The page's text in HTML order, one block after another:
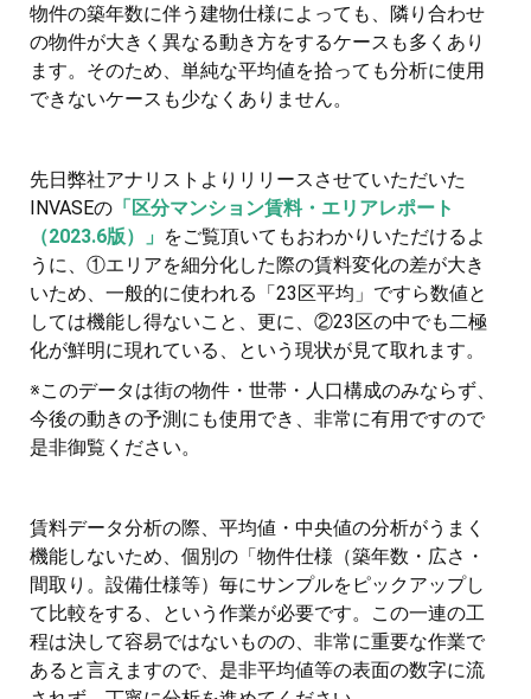
物件の築年数に伴う建物仕様によっても、隣り合わせ
の物件が大きく異なる動き方をするケースも多くあり
ます。そのため、単純な平均値を拾っても分析に使用
できないケースも少なくありません。
先日弊社アナリストよりリリースさせていただいた
INVASEの 「区分マンション賃料・エリアレポート
（2023.6版）」 をご覧頂いてもおわかりいただけるよ
うに、①エリアを細分化した際の賃料変化の差が大き
いため、一般的に使われる「23区平均」ですら数値と
しては機能し得ないこと、更に、②23区の中でも二極
化が鮮明に現れている、という現状が見て取れます。
※このデータは街の物件・世帯・人口構成のみならず、
今後の動きの予測にも使用でき、非常に有用ですので
是非御覧ください。
賃料データ分析の際、平均値・中央値の分析がうまく
機能しないため、個別の「物件仕様（築年数・広さ・
間取り。設備仕様等）毎にサンプルをピックアップし
て比較をする、という作業が必要です。この一連の工
程は決して容易ではないものの、非常に重要な作業で
あると言えますので、是非平均値等の表面の数字に流